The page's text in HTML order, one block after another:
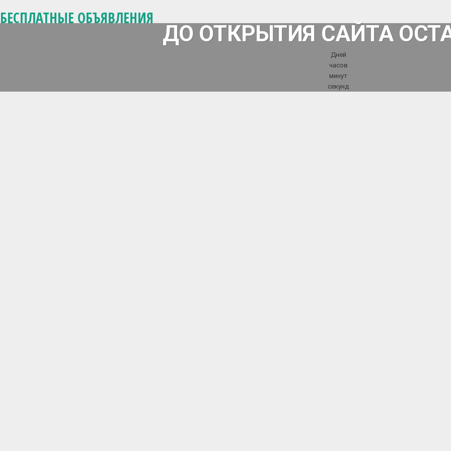
БЕСПЛАТНЫЕ ОБЪЯВЛЕНИЯ
ДО ОТКРЫТИЯ САЙТА
Дней
часов
минут
секунд